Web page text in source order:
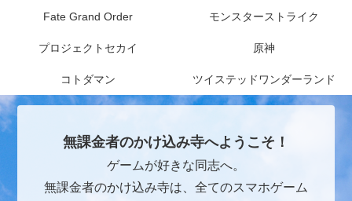
Fate Grand Order モンスターストライク
プロジェクトセカイ 原神
コトダマン ツイステッドワンダーランド
無課金者のかけ込み寺へようこそ！
ゲームが好きな同志へ。
無課金者のかけ込み寺は、全てのスマホゲーム